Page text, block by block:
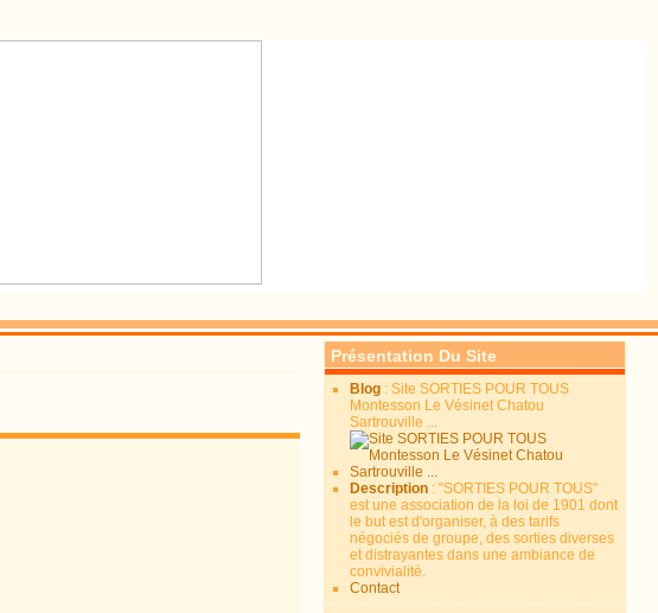
Présentation Du Site
Blog : Site SORTIES POUR TOUS
Montesson Le Vésinet Chatou
Sartrouville ...
Description : "SORTIES POUR TOUS"
est une association de la loi de 1901 dont
le but est d'organiser, à des tarifs
négociés de groupe, des sorties diverses
et distrayantes dans une ambiance de
convivialité.
Contact